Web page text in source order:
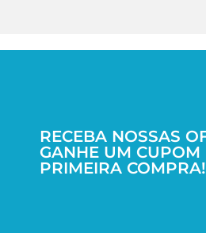
RECEBA NOSSAS
GANHE UM CUPOM
PRIMEIRA COMPRA!